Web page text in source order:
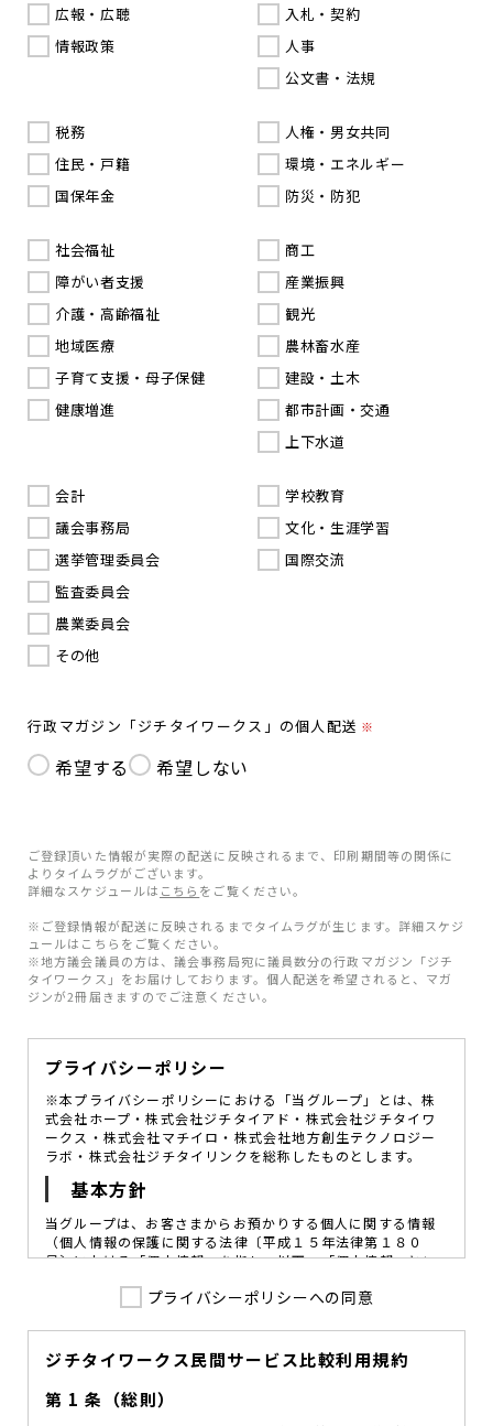
広報・広聴
情報政策
入札・契約
人事
公文書・法規
税務
住民・戸籍
国保年金
人権・男女共同
環境・エネルギー
防災・防犯
社会福祉
障がい者支援
介護・高齢福祉
地域医療
子育て支援・母子保健
健康増進
商工
産業振興
観光
農林畜水産
建設・土木
都市計画・交通
上下水道
会計
議会事務局
選挙管理委員会
監査委員会
農業委員会
その他
学校教育
文化・生涯学習
国際交流
行政マガジン「ジチタイワークス」の個人配送 ※
希望する 希望しない
ご登録頂いた情報が実際の配送に反映されるまで、印刷期間等の関係に
よりタイムラグがございます。
詳細なスケジュールは こちら をご覧ください。
※ご登録情報が配送に反映されるまでタイムラグが生じます。詳細スケジ
ュールはこちらをご覧ください。
※地方議会議員の方は、議会事務局宛に議員数分の行政マガジン「ジチ
タイワークス」をお届けしております。個人配送を希望されると、マガ
ジンが2冊届きますのでご注意ください。
プライバシーポリシー
※本プライバシーポリシーにおける「当グループ」とは、株
式会社ホープ・株式会社ジチタイアド・株式会社ジチタイワ
ークス・株式会社マチイロ・株式会社地方創生テクノロジー
ラボ・株式会社ジチタイリンクを総称したものとします。
基本方針
当グループは、お客さまからお預かりする個人に関する情報
（個人情報の保護に関する法律〔平成１５年法律第１８０
号〕における「個人情報」を指し、以下、「個人情報」とい
図ることが、重要な社会的責務であると考えております。
を定め、役員及び従業員に個人情報保護の重要性の認識と取
組みを徹底させることによって、個人情報の適切な取り扱い
に努めてまいります。
プライバシーポリシーへの同意
ジチタイワークス民間サービス比較利用規約
第 1 条（総則）